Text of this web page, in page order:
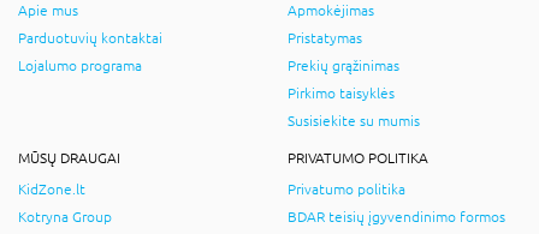
Apie mus
Parduotuvių kontaktai
Lojalumo programa
Apmokėjimas
Pristatymas
Prekių grąžinimas
Pirkimo taisyklės
Susisiekite su mumis
MŪSŲ DRAUGAI
KidZone.lt
Kotryna Group
PRIVATUMO POLITIKA
Privatumo politika
BDAR teisių įgyvendinimo formos